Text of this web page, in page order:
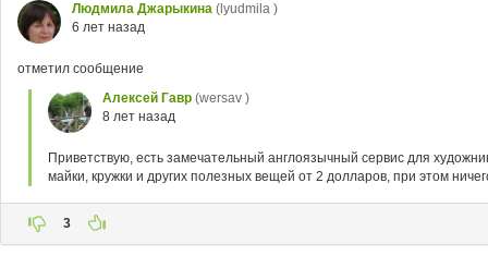
Людмила Джарыкина (lyudmila )
6 лет назад
отметил сообщение
Алексей Гавр (wersav )
8 лет назад
Приветствую, есть замечательный англоязычный сервис для
майки, кружки и других полезных вещей от 2 долларов, при этом
3